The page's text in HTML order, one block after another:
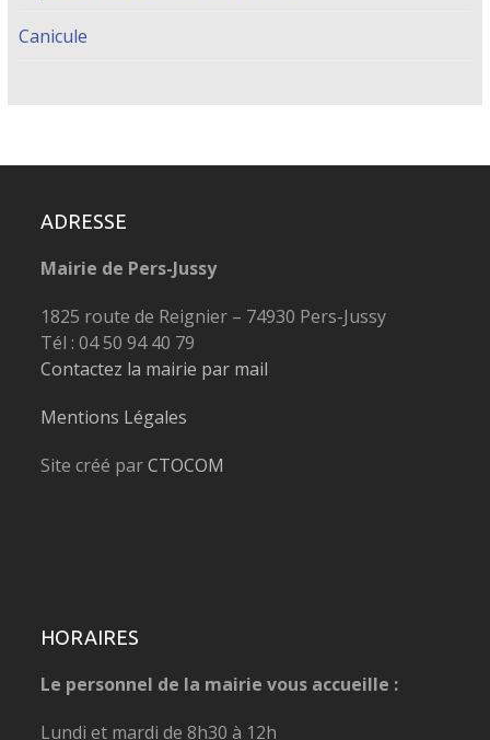
Canicule
ADRESSE
Mairie de Pers-Jussy
1825 route de Reignier – 74930 Pers-Jussy
Tél : 04 50 94 40 79
Contactez la mairie par mail
Mentions Légales
Site créé parCTOCOM
HORAIRES
Le personnel de la mairie vous accueille :
Lundi et mardi de 8h30 à 12h